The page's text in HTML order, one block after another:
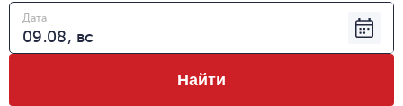
Дата
Найти